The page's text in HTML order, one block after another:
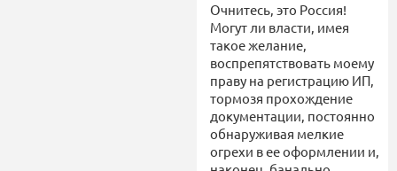
Очнитесь, это Россия!
Могут ли власти, имея
такое желание,
воспрепятствовать моему
праву на регистрацию ИП,
тормозя прохождение
документации, постоянно
обнаруживая мелкие
огрехи в ее оформлении и,